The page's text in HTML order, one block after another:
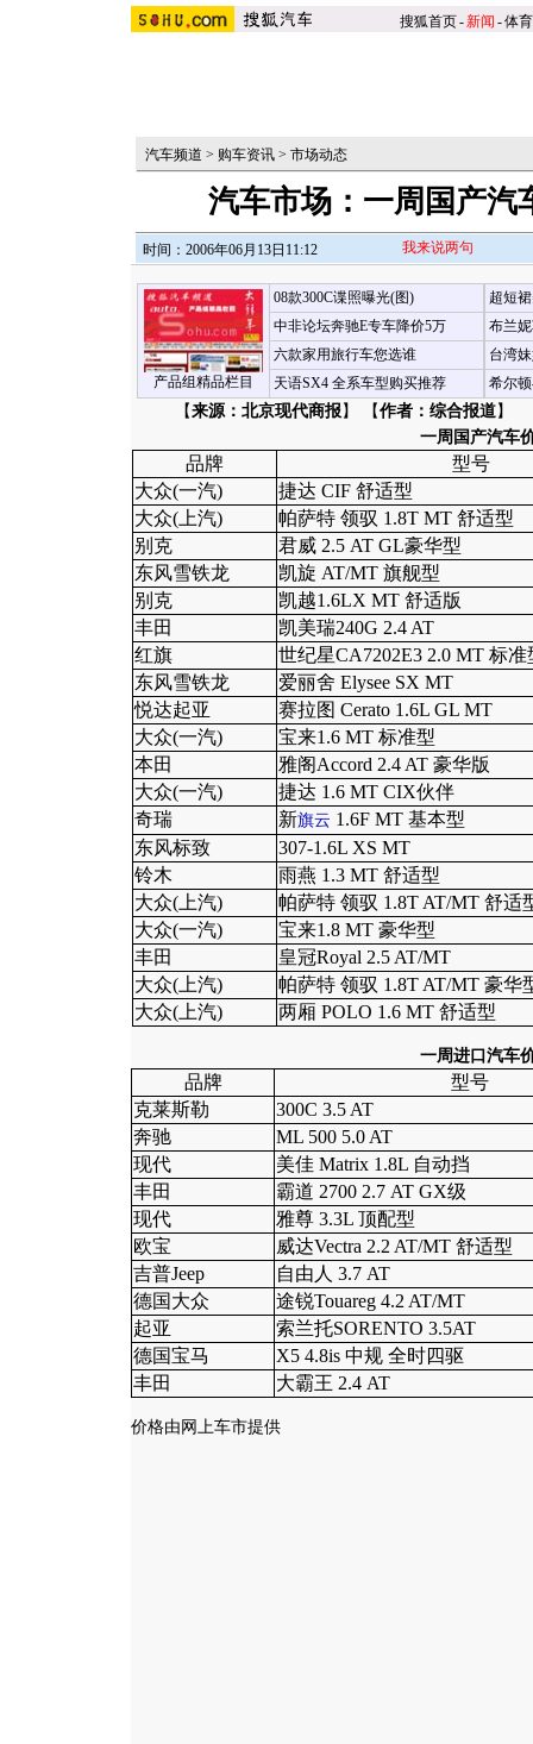
搜狐首页-新闻 -体育
汽车频道 > 购车资讯> 市场动态
汽车市场：一周国产汽
时间：2006年06月13日11:12 我来说两句
产品组精品栏目
08款300C谍照曝光(图)
中非论坛奔驰E专车降价5万
六款家用旅行车您选谁
天语SX4 全系车型购买推荐
超短
布兰
台湾
希尔
【来源：北京现代商报】 【作者：综合报道】
一周国产汽车
品牌
型号
大众(一汽)
捷达 CIF 舒适型
大众(上汽)
帕萨特 领驭 1.8T MT 舒适型
别克
君威 2.5 AT GL豪华型
东风雪铁龙
凯旋 AT/MT 旗舰型
别克
凯越1.6LX MT 舒适版
丰田
凯美瑞240G 2.4 AT
红旗
世纪星CA7202E3 2.0 MT 标准
东风雪铁龙
爱丽舍 Elysee SX MT
悦达起亚
赛拉图 Cerato 1.6L GL MT
大众(一汽)
宝来1.6 MT 标准型
本田
雅阁Accord 2.4 AT 豪华版
大众(一汽)
捷达 1.6 MT CIX伙伴
奇瑞
新旗云 1.6F MT 基本型
东风标致
307-1.6L XS MT
铃木
雨燕 1.3 MT 舒适型
大众(上汽)
帕萨特 领驭 1.8T AT/MT 舒适
大众(一汽)
宝来1.8 MT 豪华型
丰田
皇冠Royal 2.5 AT/MT
大众(上汽)
帕萨特 领驭 1.8T AT/MT 豪华
大众(上汽)
两厢 POLO 1.6 MT 舒适型
一周进口汽车
品牌
型号
克莱斯勒
300C 3.5 AT
奔驰
ML 500 5.0 AT
现代
美佳 Matrix 1.8L 自动挡
丰田
霸道 2700 2.7 AT GX级
现代
雅尊 3.3L 顶配型
欧宝
威达Vectra 2.2 AT/MT 舒适型
吉普Jeep
自由人 3.7 AT
德国大众
途锐Touareg 4.2 AT/MT
起亚
索兰托SORENTO 3.5AT
德国宝马
X5 4.8is 中规 全时四驱
丰田
大霸王 2.4 AT
价格由网上车市提供